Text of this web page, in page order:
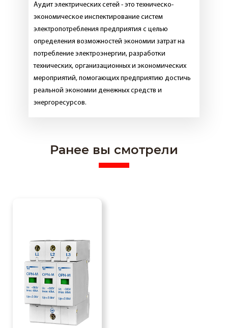
Аудит электрических сетей - это техническо-
экономическое инспектирование систем
электропотребления предприятия с целью
определения возможностей экономии затрат на
потребление электроэнергии, разработки
технических, организационных и экономических
мероприятий, помогающих предприятию достичь
реальной экономии денежных средств и
энергоресурсов.
Ранее вы смотрели